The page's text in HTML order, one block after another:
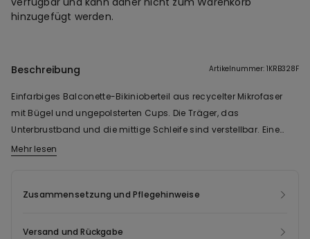
hinzugefügt werden.
Beschreibung Artikelnummer: 1KRB328F
Einfarbiges Balconette-Bikinioberteil aus recycelter Mikrofaser
mit Bügel und ungepolsterten Cups. Die Träger, das
Unterbrustband und die mittige Schleife sind verstellbar. Eine
ideale Passform für große Größen.
Das Gewebe dieses Modells enthält zertifiziertes recyceltes Garn,
Kunststoffflaschen gewonnen wird. Für die Fertigung dieses
Mehr lesen
Zusammensetzung und Pflegehinweise
Versand und Rückgabe